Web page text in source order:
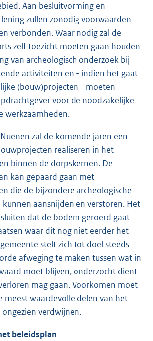
Aan besluitvorming en
zullen zonodig voorwaarden
verbonden. Waar nodig zal de
zelf toezicht moeten gaan houden
van archeologisch onderzoek bij
activiteiten en - indien het gaat
(bouw)projecten - moeten
voor de noodzakelijke
werkzaamheden.
zal de komende jaren een
realiseren in het
binnen de dorpskernen. De
kan gepaard gaan met
die de bijzondere archeologische
kunnen aansnijden en verstoren. Het
dat de bodem geroerd gaat
waar dit nog niet eerder het
stelt zich tot doel steeds
afweging te maken tussen wat in
moet blijven, onderzocht dient
mag gaan. Voorkomen moet
meest waardevolle delen van het
verdwijnen.
beleidsplan